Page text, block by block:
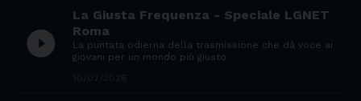
play_circle_filled
La Giusta Frequenza - Speciale LGNET
Roma
La puntata odierna della trasmissione che dà voce ai
giovani per un mondo più giusto